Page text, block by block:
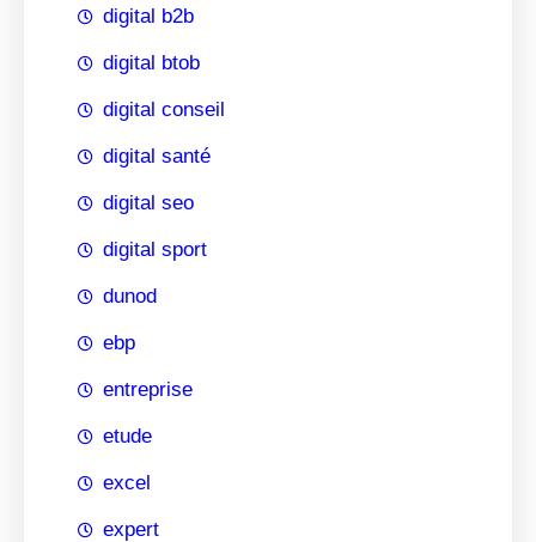
digital b2b
digital btob
digital conseil
digital santé
digital seo
digital sport
dunod
ebp
entreprise
etude
excel
expert